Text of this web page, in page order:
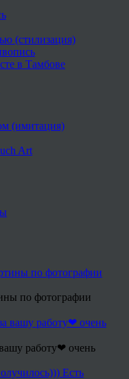
(стилизация)
в Тамбове
(имитация)
Art
по фотографии
работу❤ очень